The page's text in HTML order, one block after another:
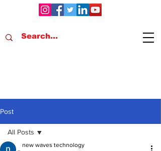
Post
All Posts
new waves technology